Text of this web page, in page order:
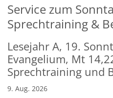
Service zum
Sprechtraining &
Lesejahr A, 19.
Evangelium, Mt
Sprechtraining und
9. Aug. 2026